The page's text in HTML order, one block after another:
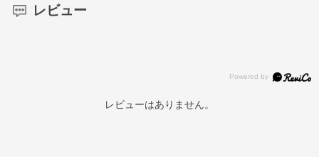
レビュー
レビューはありません。